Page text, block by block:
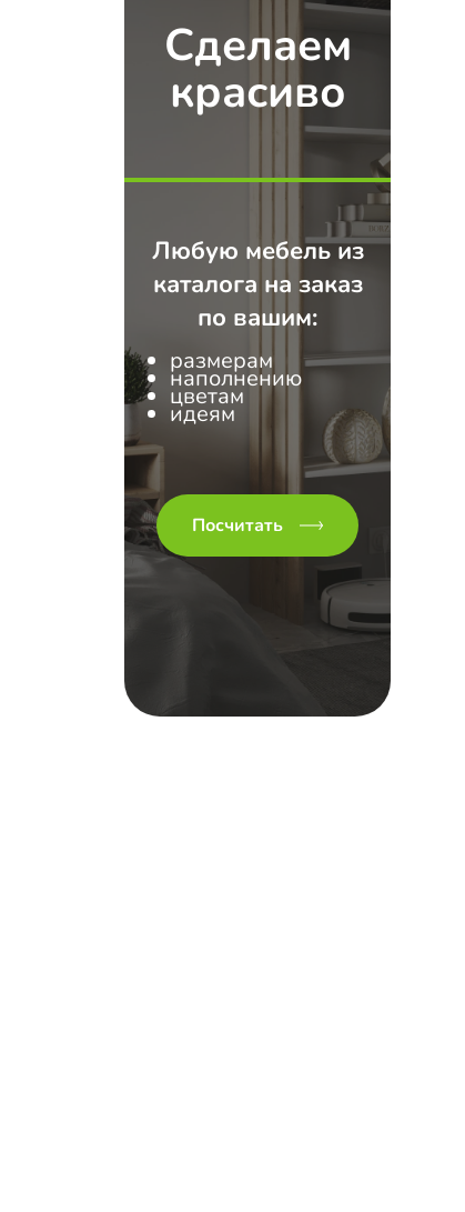
Сделаем
красиво
Любую мебель из
каталога на заказ
по вашим:
размерам
наполнению
цветам
идеям
Посчитать